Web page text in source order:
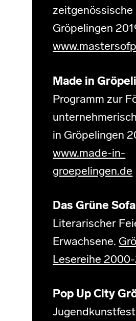
zeitgenössische
Gröpelingen
Made in
Programm zur
in Gröpelingen
www.made-in-
groepelingen.de
Das Grüne Sofa
Literarischer
Erwachsene.
Lesereihe
Pop Up City